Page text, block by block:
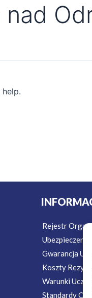
Rejestr
Ubezpieczenie
Gwarancja
Koszty
Warunki
Standardy